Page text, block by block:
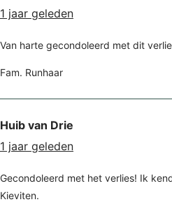
1 jaar geleden
Van harte gecondoleerd met dit
Fam. Runhaar
Huib van Drie
1 jaar geleden
Gecondoleerd met het verlies! Ik
Kieviten.